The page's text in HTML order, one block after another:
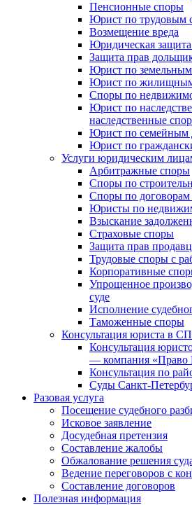
Пенсионные споры
Юрист по трудовым
Возмещение вреда
Юридическая
Защита прав
Юрист по
Юрист по
Споры по
Юрист по
наследственные
Юрист по семейным
Юрист по
Услуги юридическим
Арбитражные споры
Споры по
Споры по договорам
Юристы по
Взыскание
Страховые споры
Защита прав
Трудовые споры с
Корпоративные
Упрощенное
суде
Исполнение
Таможенные споры
Консультация юриста в
Консультация
— компания «Право
Консультация по
Суды Санкт-
Разовая услуга
Посещение судебного
Исковое заявление
Досудебная претензия
Составление жалобы
Обжалование решения
Ведение переговоров с
Составление договоров
Полезная информация